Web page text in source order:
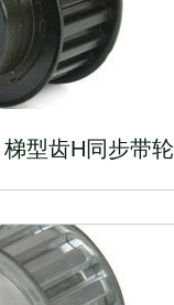
梯型齿H同步带轮